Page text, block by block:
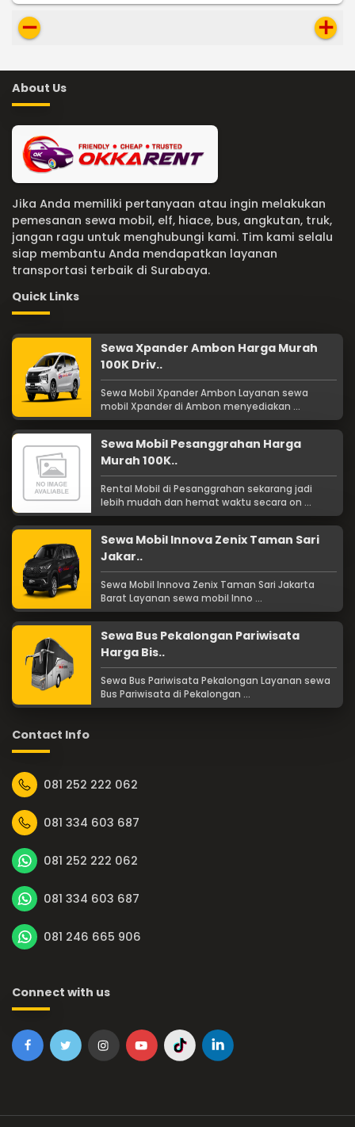
remove add
About Us
Jika Anda memiliki pertanyaan atau ingin melakukan
pemesanan sewa mobil, elf, hiace, bus, angkutan, truk,
jangan ragu untuk menghubungi kami. Tim kami selalu
siap membantu Anda mendapatkan layanan
transportasi terbaik di Surabaya.
Quick Links
Sewa Xpander Ambon Harga Murah
100K Driv..
Sewa Mobil Xpander Ambon Layanan sewa
mobil Xpander di Ambon menyediakan ...
Sewa Mobil Pesanggrahan Harga
Murah 100K..
Rental Mobil di Pesanggrahan sekarang jadi
lebih mudah dan hemat waktu secara on ...
Sewa Mobil Innova Zenix Taman Sari
Jakar..
Sewa Mobil Innova Zenix Taman Sari Jakarta
Barat Layanan sewa mobil Inno ...
Sewa Bus Pekalongan Pariwisata
Harga Bis..
Sewa Bus Pariwisata Pekalongan Layanan sewa
Bus Pariwisata di Pekalongan ...
Contact Info
081 252 222 062
081 334 603 687
081 252 222 062
081 334 603 687
081 246 665 906
Connect with us